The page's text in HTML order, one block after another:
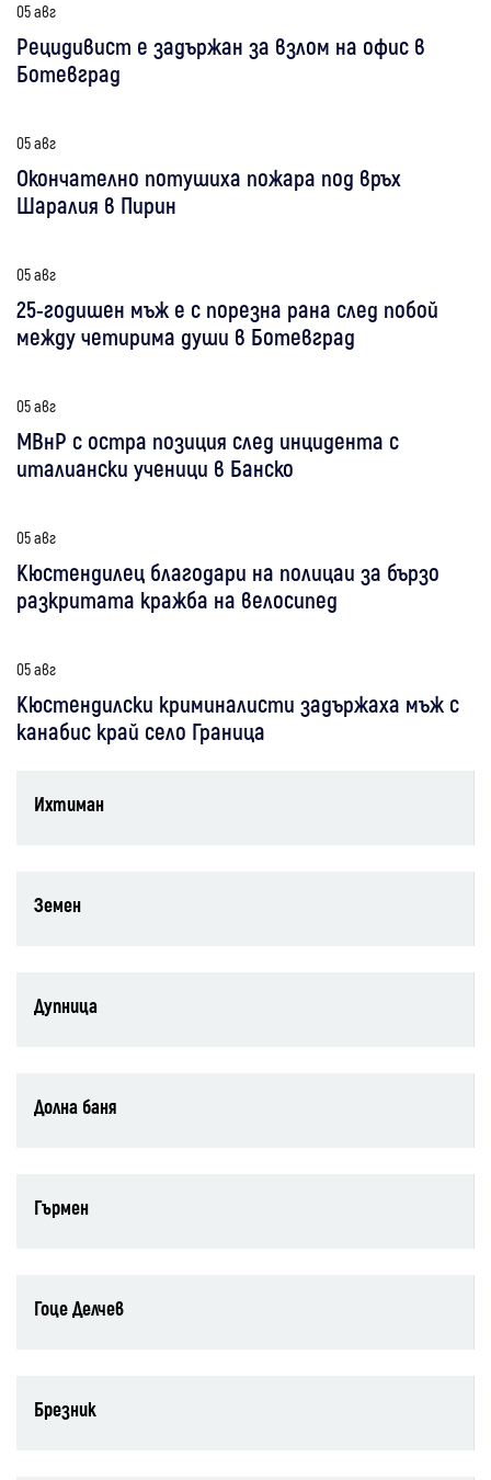
05 авг
Рецидивист е задържан за взлом на офис в
Ботевград
05 авг
Окончателно потушиха пожара под връх
Шаралия в Пирин
05 авг
25-годишен мъж е с порезна рана след побой
между четирима души в Ботевград
05 авг
МВнР с остра позиция след инцидента с
италиански ученици в Банско
05 авг
Кюстендилец благодари на полицаи за бързо
разкритата кражба на велосипед
05 авг
Кюстендилски криминалисти задържаха мъж с
канабис край село Граница
Ихтиман
Земен
Дупница
Долна баня
Гърмен
Гоце Делчев
Брезник